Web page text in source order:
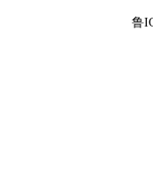
鲁